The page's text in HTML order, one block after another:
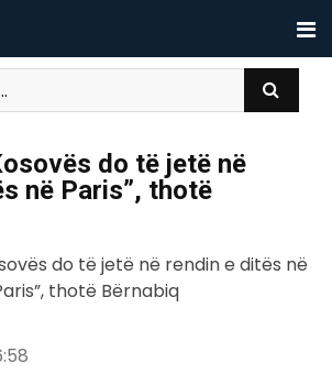
do të jetë në
në Paris”, thotë